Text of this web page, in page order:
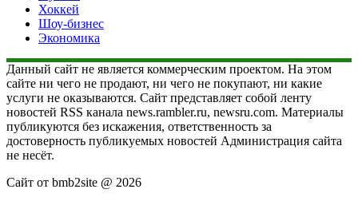
Хоккей
Шоу-бизнес
Экономика
Данный сайт не является коммерческим проектом. На этом
сайте ни чего не продают, ни чего не покупают, ни какие
услуги не оказываются. Сайт представляет собой ленту
новостей RSS канала news.rambler.ru, newsru.com. Материалы
публикуются без искажения, ответственность за
достоверность публикуемых новостей Администрация сайта
не несёт.
Сайт от bmb2site @ 2026